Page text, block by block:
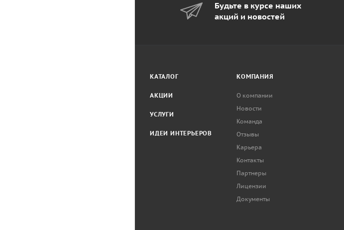
Будьте в курсе наших
акций и новостей
КАТАЛОГ
АКЦИИ
УСЛУГИ
ИДЕИ ИНТЕРЬЕРОВ
КОМПАНИЯ
О компании
Новости
Команда
Отзывы
Карьера
Контакты
Партнеры
Лицензии
Документы